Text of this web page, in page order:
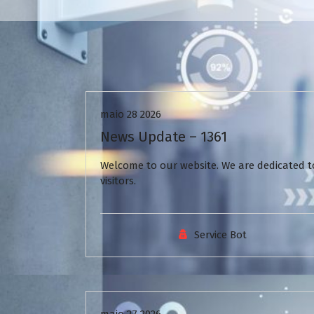
Uncategorized
maio 28 2026
News Update – 1361
Welcome to our website. We are
visitors.
Service Bot